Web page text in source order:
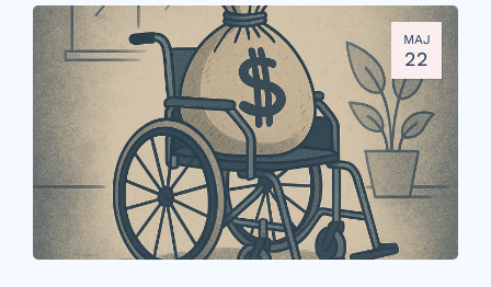
MAJ
22